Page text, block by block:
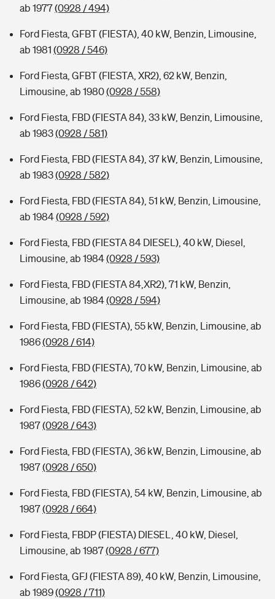
Kinderunfall-Check: Mehr Sicherheit für deine Kids
Typklassen: So ist Ihr Auto eingestuft
ab 1977(0928 / 494)
Ford Fiesta, GFBT (FIESTA), 40 kW, Benzin, Limousine,
ab 1981 (0928 / 546)
Ford Fiesta, GFBT (FIESTA, XR2), 62 kW, Benzin,
Limousine, ab 1980(0928 / 558)
Ford Fiesta, FBD (FIESTA 84), 33 kW, Benzin, Limousine,
ab 1983(0928 / 581)
Ford Fiesta, FBD (FIESTA 84), 37 kW, Benzin, Limousine,
ab 1983(0928 / 582)
Ford Fiesta, FBD (FIESTA 84), 51 kW, Benzin, Limousine,
ab 1984(0928 / 592)
Ford Fiesta, FBD (FIESTA 84 DIESEL), 40 kW, Diesel,
Limousine, ab 1984(0928 / 593)
Ford Fiesta, FBD (FIESTA 84,XR2), 71 kW, Benzin,
Limousine, ab 1984(0928 / 594)
Ford Fiesta, FBD (FIESTA), 55 kW, Benzin, Limousine, ab
1986(0928 / 614)
Ford Fiesta, FBD (FIESTA), 70 kW, Benzin, Limousine, ab
1986(0928 / 642)
Ford Fiesta, FBD (FIESTA), 52 kW, Benzin, Limousine, ab
1987(0928 / 643)
Ford Fiesta, FBD (FIESTA), 36 kW, Benzin, Limousine, ab
1987(0928 / 650)
Ford Fiesta, FBD (FIESTA), 54 kW, Benzin, Limousine, ab
1987(0928 / 664)
Ford Fiesta, FBDP (FIESTA) DIESEL, 40 kW, Diesel,
Limousine, ab 1987(0928 / 677)
Ford Fiesta, GFJ (FIESTA 89), 40 kW, Benzin, Limousine,
ab 1989(0928 / 711)